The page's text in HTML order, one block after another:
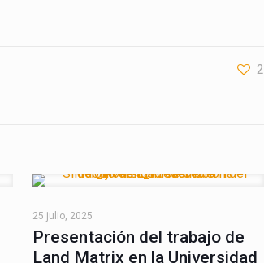
2
25 julio, 2025
Presentación del trabajo de
Land Matrix en la Universidad